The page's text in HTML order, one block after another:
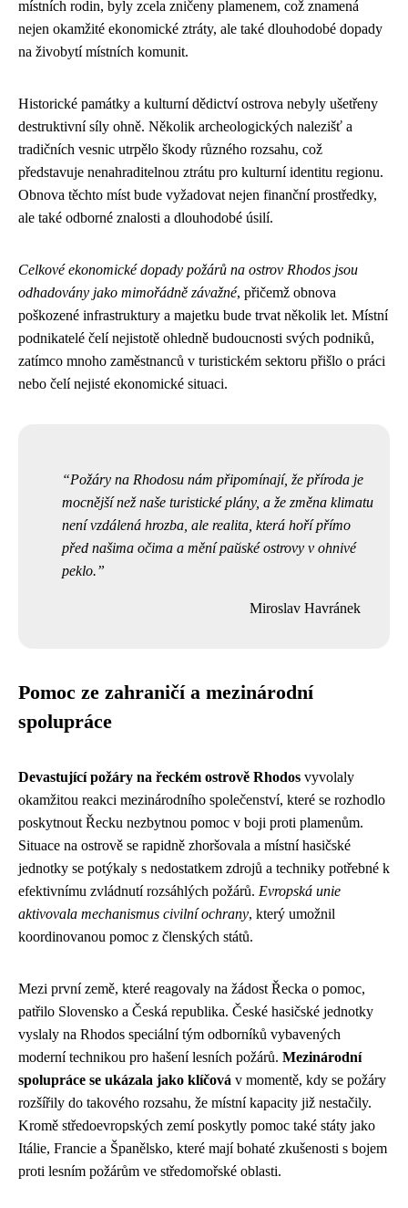
místních rodin, byly zcela zničeny plamenem, což znamená
nejen okamžité ekonomické ztráty, ale také dlouhodobé dopady
na živobytí místních komunit.
Historické památky a kulturní dědictví ostrova nebyly ušetřeny
destruktivní síly ohně. Několik archeologických nalezišť a
tradičních vesnic utrpělo škody různého rozsahu, což
představuje nenahraditelnou ztrátu pro kulturní identitu regionu.
Obnova těchto míst bude vyžadovat nejen finanční prostředky,
ale také odborné znalosti a dlouhodobé úsilí.
Celkové ekonomické dopady požárů na ostrov Rhodos jsou
odhadovány jako mimořádně závažné, přičemž obnova
poškozené infrastruktury a majetku bude trvat několik let. Místní
podnikatelé čelí nejistotě ohledně budoucnosti svých podniků,
zatímco mnoho zaměstnanců v turistickém sektoru přišlo o práci
nebo čelí nejisté ekonomické situaci.
Požáry na Rhodosu nám připomínají, že příroda je
mocnější než naše turistické plány, a že změna klimatu
není vzdálená hrozba, ale realita, která hoří přímo
před našima očima a mění райské ostrovy v ohnivé
peklo.
Miroslav Havránek
Pomoc ze zahraničí a mezinárodní
spolupráce
Devastující požáry na řeckém ostrově Rhodos vyvolaly
okamžitou reakci mezinárodního společenství, které se rozhodlo
poskytnout Řecku nezbytnou pomoc v boji proti plamenům.
Situace na ostrově se rapidně zhoršovala a místní hasičské
jednotky se potýkaly s nedostatkem zdrojů a techniky potřebné k
efektivnímu zvládnutí rozsáhlých požárů. Evropská unie
aktivovala mechanismus civilní ochrany, který umožnil
koordinovanou pomoc z členských států.
Mezi první země, které reagovaly na žádost Řecka o pomoc,
patřilo Slovensko a Česká republika. České hasičské jednotky
vyslaly na Rhodos speciální tým odborníků vybavených
moderní technikou pro hašení lesních požárů. Mezinárodní
spolupráce se ukázala jako klíčová v momentě, kdy se požáry
rozšířily do takového rozsahu, že místní kapacity již nestačily.
Kromě středoevropských zemí poskytly pomoc také státy jako
Itálie, Francie a Španělsko, které mají bohaté zkušenosti s bojem
proti lesním požárům ve středomořské oblasti.